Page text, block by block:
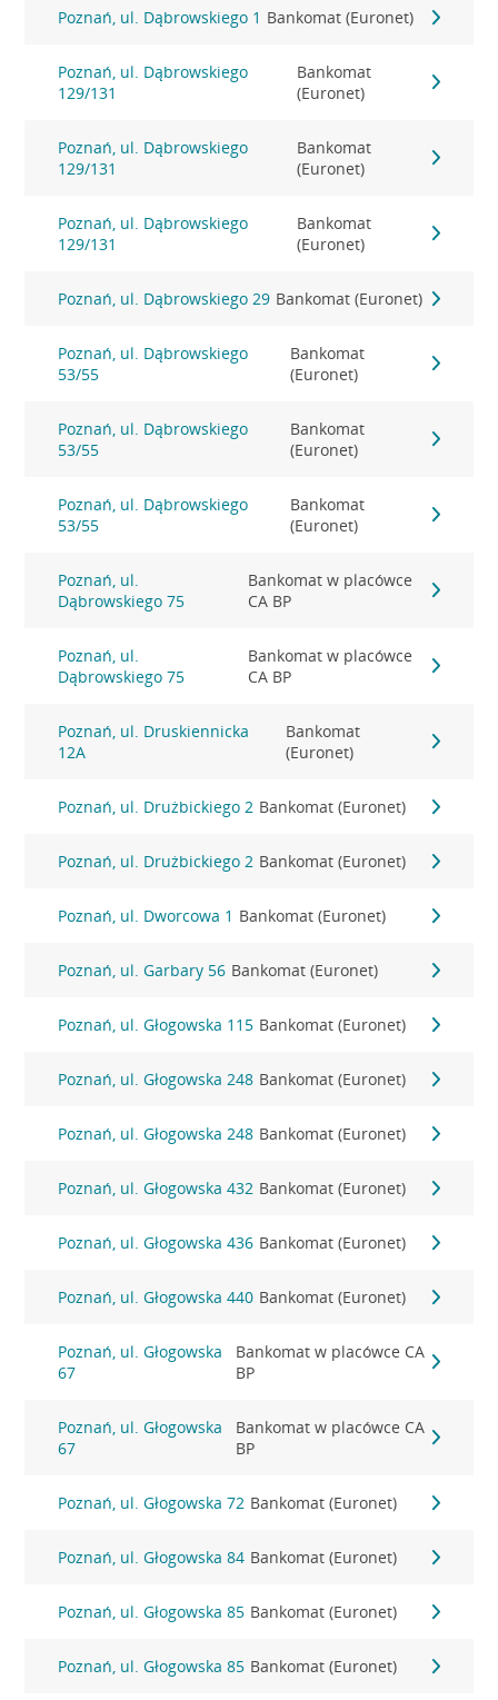
Poznań, ul. Dąbrowskiego 1 Bankomat (Euronet)
Poznań, ul. Dąbrowskiego
129/131
Bankomat
(Euronet)
Poznań, ul. Dąbrowskiego
129/131
Bankomat
(Euronet)
Poznań, ul. Dąbrowskiego
129/131
Bankomat
(Euronet)
Poznań, ul. Dąbrowskiego 29 Bankomat (Euronet)
Poznań, ul. Dąbrowskiego
53/55
Bankomat
(Euronet)
Poznań, ul. Dąbrowskiego
53/55
Bankomat
(Euronet)
Poznań, ul. Dąbrowskiego
53/55
Bankomat
(Euronet)
Poznań, ul.
Dąbrowskiego 75
Bankomat w placówce
CA BP
Poznań, ul.
Dąbrowskiego 75
Bankomat w placówce
CA BP
Poznań, ul. Druskiennicka
12A
Bankomat
(Euronet)
Poznań, ul. Drużbickiego 2 Bankomat (Euronet)
Poznań, ul. Drużbickiego 2 Bankomat (Euronet)
Poznań, ul. Dworcowa 1 Bankomat (Euronet)
Poznań, ul. Garbary 56 Bankomat (Euronet)
Poznań, ul. Głogowska 115 Bankomat (Euronet)
Poznań, ul. Głogowska 248 Bankomat (Euronet)
Poznań, ul. Głogowska 248 Bankomat (Euronet)
Poznań, ul. Głogowska 432 Bankomat (Euronet)
Poznań, ul. Głogowska 436 Bankomat (Euronet)
Poznań, ul. Głogowska 440 Bankomat (Euronet)
Poznań, ul. Głogowska
67
Bankomat w placówce CA
BP
Poznań, ul. Głogowska
67
Bankomat w placówce CA
BP
Poznań, ul. Głogowska 72 Bankomat (Euronet)
Poznań, ul. Głogowska 84 Bankomat (Euronet)
Poznań, ul. Głogowska 85 Bankomat (Euronet)
Poznań, ul. Głogowska 85 Bankomat (Euronet)